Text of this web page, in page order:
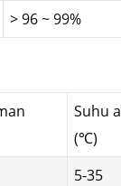
> 96 ~ 99%
Suhu
(℃)
5-35